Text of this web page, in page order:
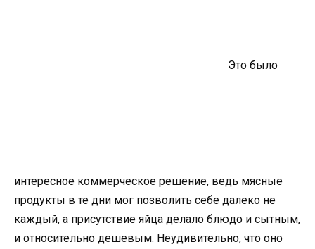
Это было
интересное коммерческое решение, ведь мясные
продукты в те дни мог позволить себе далеко не
каждый, а присутствие яйца делало блюдо и сытным,
и относительно дешевым. Неудивительно, что оно